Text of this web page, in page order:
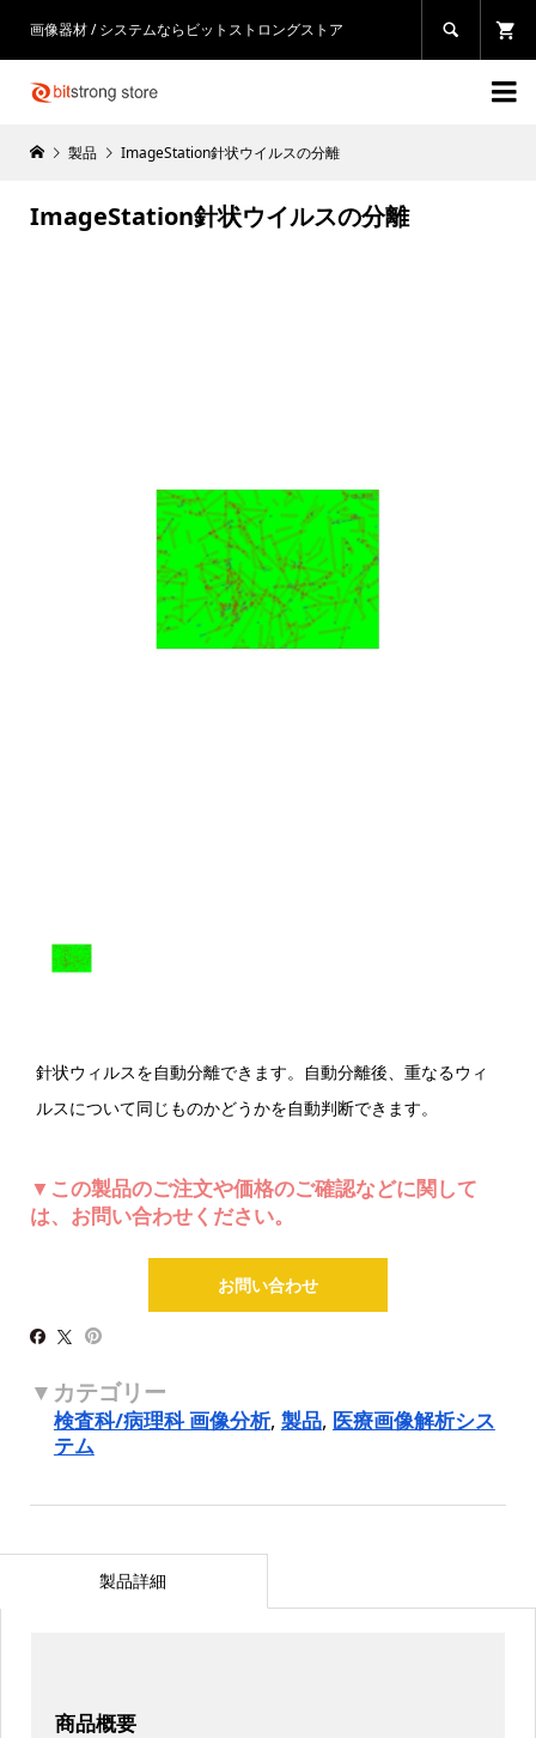
画像器材 / システムならビットストロングストア 

製品 ImageStation針状ウイルスの分離
ImageStation針状ウイルスの分離
針状ウィルスを自動分離できます。自動分離後、重なるウィ
ルスについて同じものかどうかを自動判断できます。
▼この製品のご注文や価格のご確認などに関して
は、お問い合わせください。
お問い合わせ
検査科/病理科 画像分析, 製品, 医療画像解析シス
テム
製品詳細
商品概要